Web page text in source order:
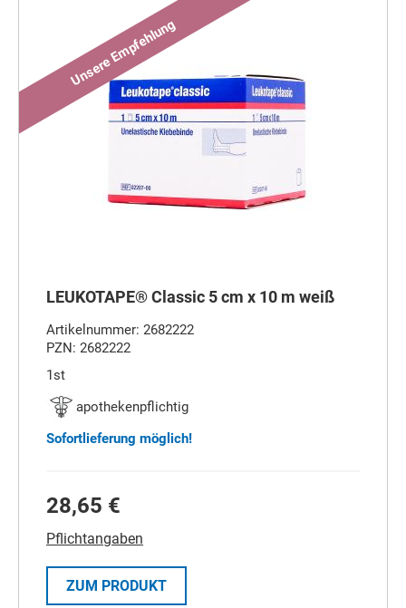
LEUKOTAPE® Classic 5 cm x 10 m weiß
Artikelnummer: 2682222
PZN: 2682222
1st
apothekenpflichtig
Sofortlieferung möglich!
28,65 €
Pflichtangaben
ZUM PRODUKT